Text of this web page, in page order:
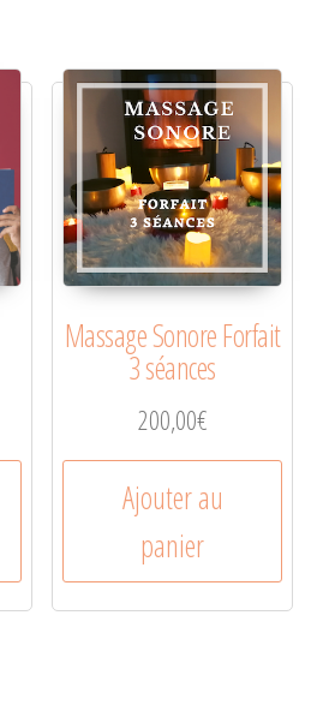
Massage Sonore Forfait
3 séances
200,00€
Ajouter au
panier